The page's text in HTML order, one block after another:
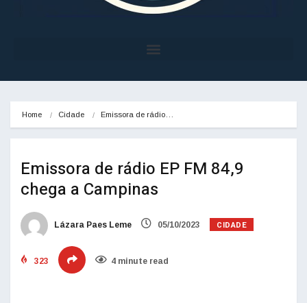
Home Cidade Emissora de rádio…
Emissora de rádio EP FM 84,9
chega a Campinas
Lázara Paes Leme 05/10/2023 CIDADE
323 4 minute read